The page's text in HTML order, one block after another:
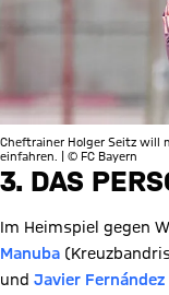
Cheftrainer Holger Seitz will
einfahren. | © FC Bayern
3. DAS
Im Heimspiel gegen
Manuba
und Javier Fernández